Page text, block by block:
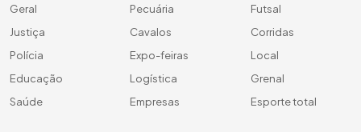
Geral
Justiça
Polícia
Educação
Saúde
Pecuária
Cavalos
Expo-feiras
Logística
Empresas
Futsal
Corridas
Local
Grenal
Esporte total